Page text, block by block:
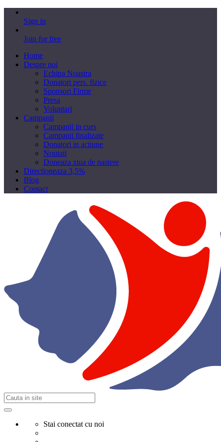
Sign in
Join for free
Home
Despre noi
Echipa Noastra
Donatori pers. fizice
Sponsori Firme
Presa
Voluntari
Campanii
Campanii in curs
Campanii finalizate
Donatori in actiune
Noutati
Doneaza ziua de nastere
Directioneaza 3,5%
Blog
Contact
Stai conectat cu noi